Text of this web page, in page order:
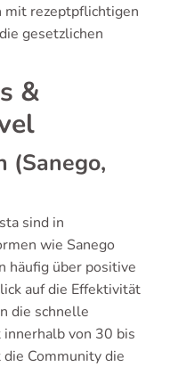
mit rezeptpflichtigen
gesetzlichen
&
(Sanego,
sind in
wie Sanego
häufig über positive
auf die Effektivität
die schnelle
von 30 bis
Community die